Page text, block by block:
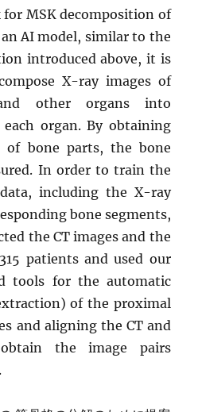
MSK decomposition of
AI model, similar to the
introduced above, it is
X-ray images of
other organs into
organ. By obtaining
of bone parts, the bone
In order to train the
including the X-ray
bone segments,
the CT images and the
patients and used our
tools for the automatic
of the proximal
and aligning the CT and
the image pairs